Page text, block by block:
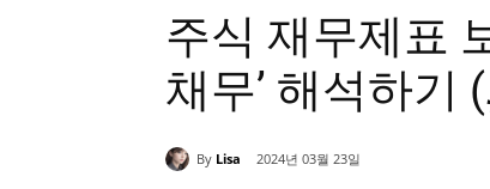
주식 재무제표
채무’ 해석하
By Lisa 2024년 03월 23일